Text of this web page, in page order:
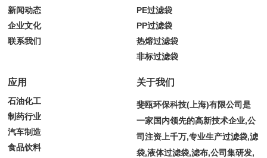
新闻动态
企业文化
联系我们
PE过滤袋
PP过滤袋
热熔过滤袋
非标过滤袋
应用
石油化工
制药行业
汽车制造
食品饮料
关于我们
斐瓯环保科技(上海)有限公司是
一家国内领先的高新技术企业,公
司注资上千万,专业生产过滤袋,滤
袋,液体过滤袋,滤布,公司集研发,